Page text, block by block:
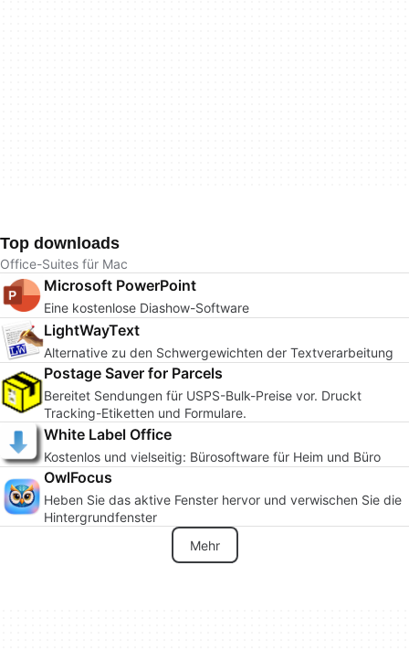
Top downloads
Office-Suites für Mac
Microsoft PowerPoint
Eine kostenlose Diashow-Software
LightWayText
Alternative zu den Schwergewichten der Textverarbeitung
Postage Saver for Parcels
Bereitet Sendungen für USPS-Bulk-Preise vor. Druckt
Tracking-Etiketten und Formulare.
White Label Office
Kostenlos und vielseitig: Bürosoftware für Heim und Büro
OwlFocus
Heben Sie das aktive Fenster hervor und verwischen Sie die
Hintergrundfenster
Mehr